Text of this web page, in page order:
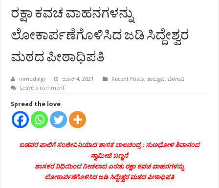
ರಕ್ಷಾ ಕವಚ ವಾಹನಗಳನ್ನು
ಲೋಕಾರ್ಪಣೆಗೊಳಿಸಿದ ಜಡಿ ಸಿದ್ದೇಶ್ವರ
ಮಠದ ಪೀಠಾಧಿಪತಿ
inmudalgi ಜೂನ್ 4, 2021 Recent Posts,ತಾಲ್ಲೂಕು,ಬೆಳಗಾವಿ
Leave a comment
Spread the love
ಬಡವರ ಪಾಲಿಗೆ ಸಂಜೀವಿನಿಯಾದ ಶಾಸಕ ಬಾಲಚಂದ್ರ : ಸುಣಧೋಳಿ ಶಿವಾನಂದ
ಸ್ವಾಮೀಜಿ ಬಣ್ಣನೆ
ಶಾಸಕರ ನಿಧಿಯಿಂದ ನೀಡಲಾದ ಎರಡು ರಕ್ಷಾ ಕವಚ ವಾಹನಗಳನ್ನು
ಲೋಕಾರ್ಪಣೆಗೊಳಿಸಿದ ಜಡಿ ಸಿದ್ದೇಶ್ವರ ಮಠದ ಪೀಠಾಧಿಪತಿ